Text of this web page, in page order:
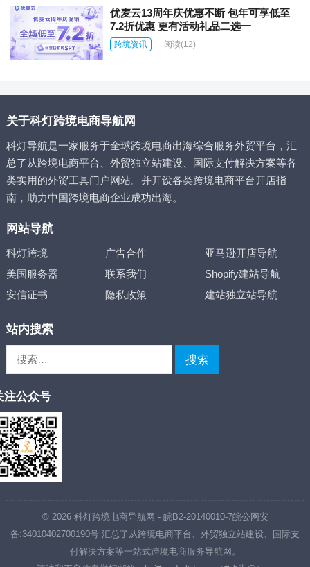
优麦云13周年庆优惠不断 包年可享低至
7.2折优惠 更有活动礼品二选一
跨境资讯 阅读(12)
关于科灯跨境电商导航网
科灯导航是一家服务于全球跨境电商出海综合服务外贸平台，汇
总了从跨境电商平台、外贸独立站建设、国际支付解决方案等各
类实用的外贸工具门户网站。并开设各类跨境电商平台开店指
南，助力中国跨境电商企业成功出海。
网站导航
科灯跨境 广告合作
亚马逊开店导航
美国服务器
联系我们
Shopify建站导航
安信证书
隐私政策 建站独立站导航
站内搜索
注公众号
© 2026 科灯跨境电商导航网 - 皖B2-20140010-7皖公网安
备:34010402700190号 汇总了从跨境电商平台、外贸独立站建设、国际支
付解决方案等一站式跨境电商服务导航网。